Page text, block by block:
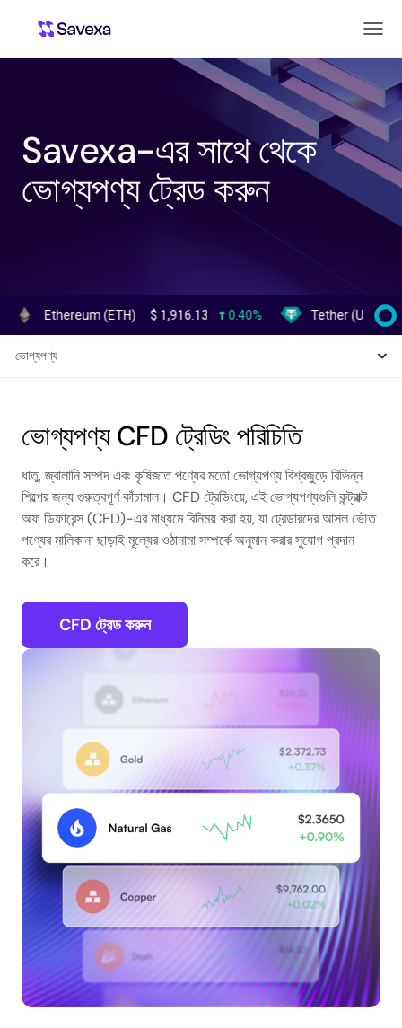
Savexa-এর সাথে থেকে
ভোগ্যপণ্য ট্রেড করুন
Ethereum (ETH) $1,916.13 0.40% Tether (USDT)
ভোগ্যপণ্য
ভোগ্যপণ্য CFD ট্রেডিং পরিচিতি
ধাতু, জ্বালানি সম্পদ এবং কৃষিজাত পণ্যের মতো ভোগ্যপণ্য বিশ্বজুড়ে বিভিন্ন
শিল্পের জন্য গুরুত্বপূর্ণ কাঁচামাল। CFD ট্রেডিংয়ে, এই ভোগ্যপণ্যগুলি কন্ট্রাক্ট
অফ ডিফারেন্স (CFD)-এর মাধ্যমে বিনিময় করা হয়, যা ট্রেডারদের আসল ভৌত
পণ্যের মালিকানা ছাড়াই মূল্যের ওঠানামা সম্পর্কে অনুমান করার সুযোগ প্রদান
করে।
CFD ট্রেড করুন